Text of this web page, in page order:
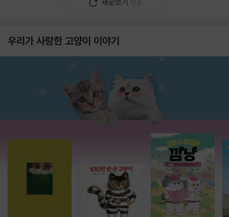
새로보기 1/3
우리가 사랑한 고양이 이야기